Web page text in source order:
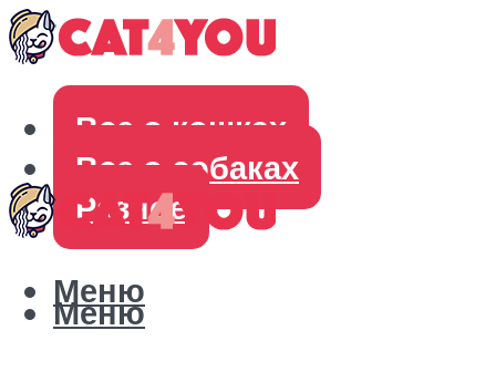
Все о кошках
Все о собаках
Разное
Меню
Меню